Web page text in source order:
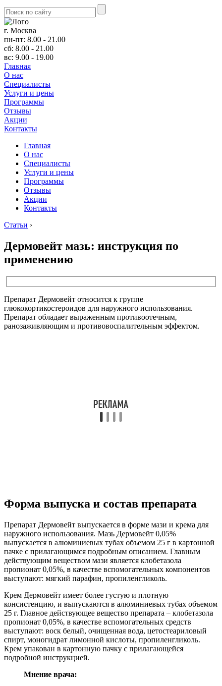
г. Москва
пн-пт: 8.00 - 21.00
сб: 8.00 - 21.00
вс: 9.00 - 19.00
Главная
О нас
Cпециалисты
Услуги и цены
Программы
Отзывы
Акции
Контакты
Главная
О нас
Cпециалисты
Услуги и цены
Программы
Отзывы
Акции
Контакты
Статьи ›
Дермовейт мазь: инструкция по
применению
Препарат Дермовейт относится к группе
глюкокортикостероидов для наружного использования.
Препарат обладает выраженным противоотечным,
ранозаживляющим и противовоспалительным эффектом.
Форма выпуска и состав препарата
Препарат Дермовейт выпускается в форме мази и крема для
наружного использования. Мазь Дермовейт 0,05%
выпускается в алюминиевых тубах объемом 25 г в картонной
пачке с прилагающимся подробным описанием. Главным
действующим веществом мази является клобетазола
пропионат 0,05%, в качестве вспомогательных компонентов
выступают: мягкий парафин, пропиленгликоль.
Крем Дермовейт имеет более густую и плотную
консистенцию, и выпускаются в алюминиевых тубах объемом
25 г. Главное действующее вещество препарата – клобетазола
пропионат 0,05%, в качестве вспомогательных средств
выступают: воск белый, очищенная вода, цетостеариловый
спирт, моногидрат лимонной кислоты, пропиленгликоль.
Крем упакован в картонную пачку с прилагающейся
подробной инструкцией.
Мнение врача: